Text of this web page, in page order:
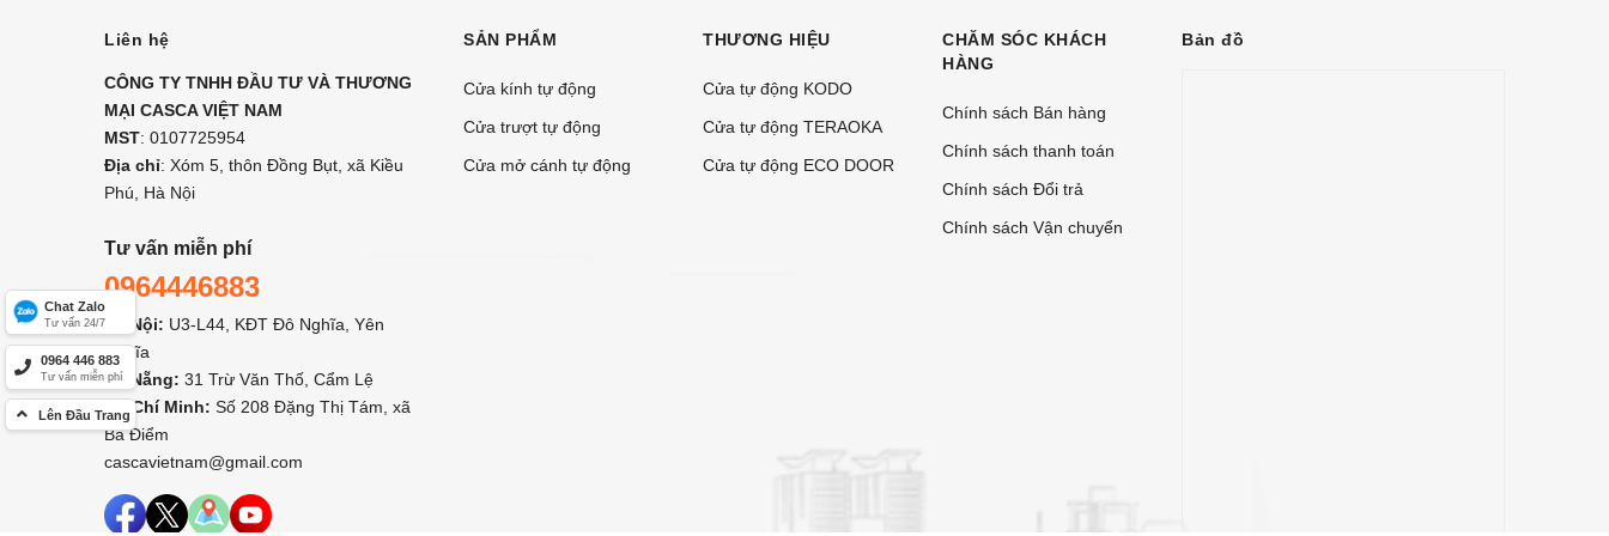
Liên hệ
CÔNG TY TNHH ĐẦU TƯ VÀ THƯƠNG
MẠI CASCA VIỆT NAM
MST: 0107725954
Địa chỉ: Xóm 5, thôn Đồng Bụt, xã Kiều
Phú, Hà Nội
Tư vấn miễn phí
0964446883
Hà Nội: U3-L44, KĐT Đô Nghĩa, Yên
Nghĩa
Đà Nẵng: 31 Trừ Văn Thố, Cẩm Lệ
Hồ Chí Minh: Số 208 Đặng Thị Tám, xã
Bà Điểm
cascavietnam@gmail.com
SẢN PHẨM
Cửa kính tự động
Cửa trượt tự động
Cửa mở cánh tự động
THƯƠNG HIỆU
Cửa tự động KODO
Cửa tự động TERAOKA
Cửa tự động ECO DOOR
CHĂM SÓC KHÁCH
HÀNG
Chính sách Bán hàng
Chính sách thanh toán
Chính sách Đổi trả
Chính sách Vận chuyển
Bản đồ
Chat Zalo
Tư vấn 24/7
0964 446 883
Tư vấn miễn phí
Lên Đầu Trang